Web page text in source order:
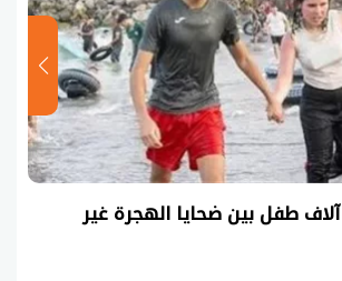
أزمة سبتة.. 10 آلاف طفل بين ضحايا الهجرة غير